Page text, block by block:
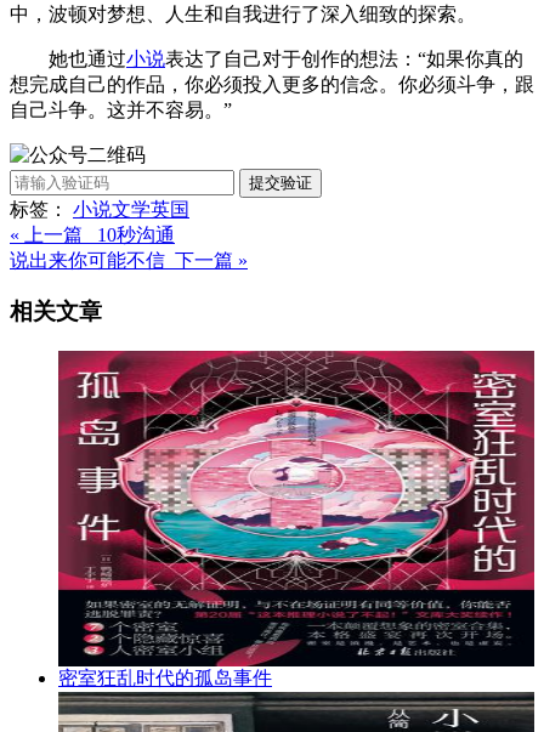
中，波顿对梦想、人生和自我进行了深入细致的探索。
她也通过小说表达了自己对于创作的想法：“如果你真的
想完成自己的作品，你必须投入更多的信念。你必须斗争，跟
自己斗争。这并不容易。”
提交验证
标签： 小说文学英国
« 上一篇 10秒沟通
说出来你可能不信 下一篇 »
相关文章
密室狂乱时代的孤岛事件